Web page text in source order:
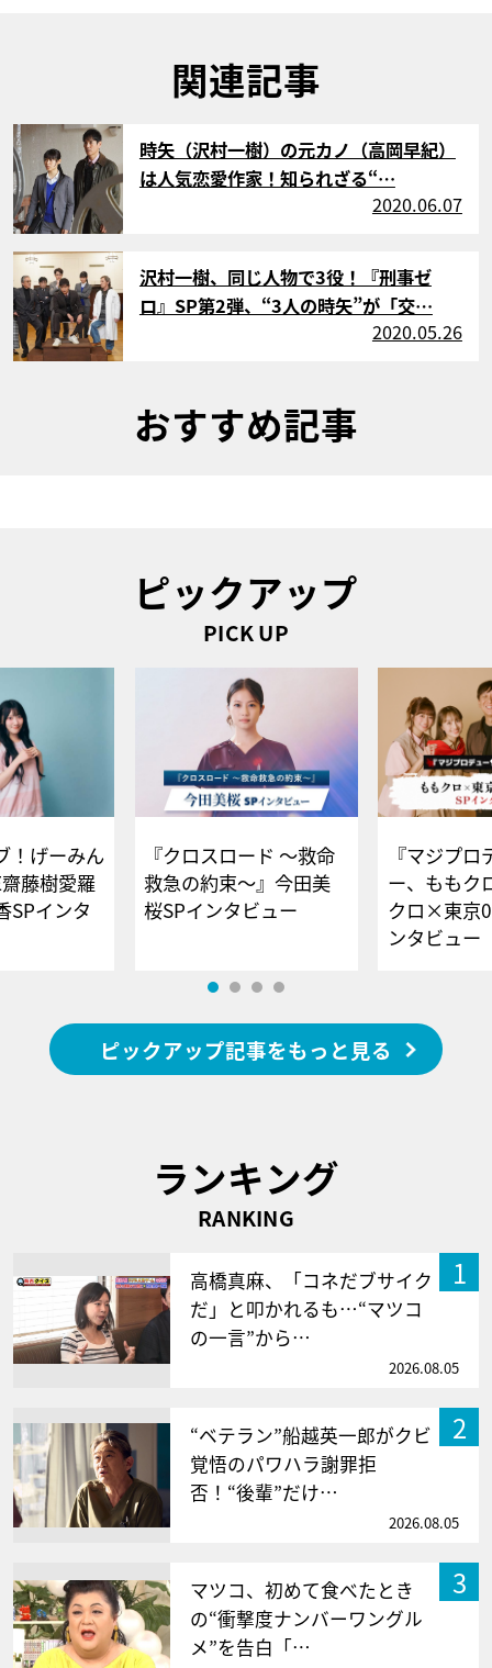
関連記事
サムネイル
時矢（沢村一樹）の元カノ（高岡早紀）
は人気恋愛作家！知られざる“…
2020.06.07
サムネイル
沢村一樹、同じ人物で3役！『刑事ゼ
ロ』SP第2弾、“3人の時矢”が「交…
2020.05.26
おすすめ記事
ピックアップ
PICK UP
！げーみん
藤樹愛羅
SPインタ
『クロスロード ～救命
救急の約束～』今田美
桜SPインタビュー
『マジプロ
ー、ももク
クロ×東京
ンタビュー
ピックアップ記事をもっと見る
ランキング
RANKING
1
高橋真麻、「コネだブサイク
だ」と叩かれるも…“マツコ
の一言”から…
2026.08.05
2
“ベテラン”船越英一郎がクビ
覚悟のパワハラ謝罪拒
否！“後輩”だけ…
2026.08.05
3
マツコ、初めて食べたとき
の“衝撃度ナンバーワングル
メ”を告白「…